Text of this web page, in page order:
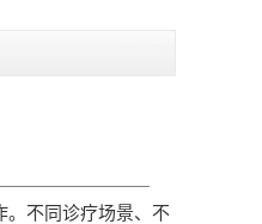
不同诊疗场景、不